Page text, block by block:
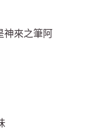
神來之筆阿